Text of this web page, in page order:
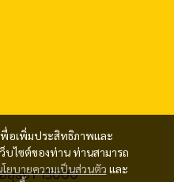
พื่อเพิ่มประสิทธิภาพและ
บไซต์ของท่าน ท่านสามารถ
ยบายความเป็นส่วนตัว และ
ยุธยา 13000